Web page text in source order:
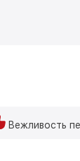
Вежливость